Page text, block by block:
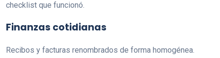
checklist que funcionó.
Finanzas cotidianas
Recibos y facturas renombrados de forma homogénea.